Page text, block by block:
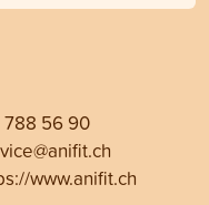
788 56 90
www.anifit.ch